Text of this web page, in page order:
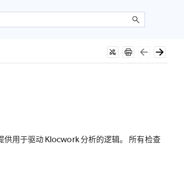
用于驱动 Klocwork 分析的逻辑。 所有检查